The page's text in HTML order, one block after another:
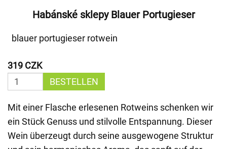
Habánské sklepy Blauer Portugieser
blauer portugieser rotwein
319 CZK
BESTELLEN
Mit einer Flasche erlesenen Rotweins schenken wir
ein Stück Genuss und stilvolle Entspannung. Dieser
Wein überzeugt durch seine ausgewogene Struktur